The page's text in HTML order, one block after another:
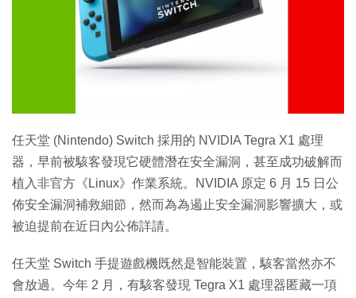
任天堂 (Nintendo) Switch 採用的 NVIDIA Tegra X1 處理
器，早前被駭客發現它硬體潛在安全漏洞，甚至成功破解而
植入非官方《Linux》作業系統。NVIDIA 原定 6 月 15 日公
佈安全漏洞補救細節，然而為為遏止安全漏洞影響擴大，或
被迫提前在近日內公佈詳請。
任天堂 Switch 手提遊戲機既然是智能裝置，駭客當然亦不
會放過。今年 2 月，有駭客發現 Tegra X1 處理器匿藏一項